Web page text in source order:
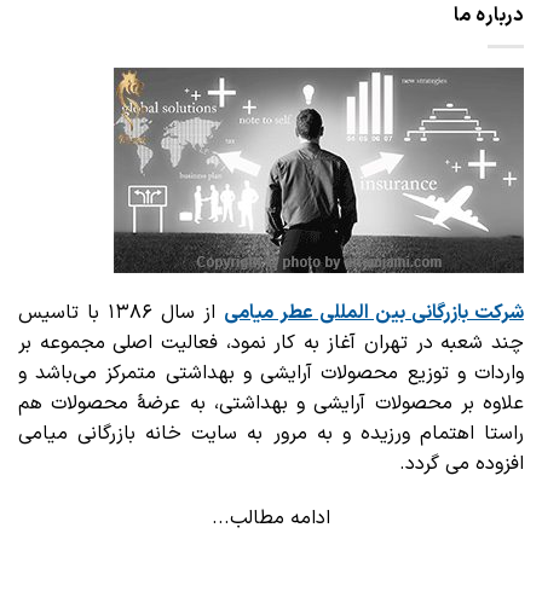
درباره ما
شرکت بازرگانیبین المللی عطر میامی
از سال ۱۳۸۶ با تاسیس
چند شعبه در تهران آغاز به کار نمود، فعالیت اصلی مجموعه بر
واردات و توزیع محصولات آرایشی و بهداشتی متمرکز می‌باشد و
علاوه بر محصولات آرایشی و بهداشتی، به عرضهٔ محصولات هم
راستا اهتمام ورزیده و به مرور به سایت خانه بازرگانی میامی
افزوده می گردد.
ادامه مطالب...